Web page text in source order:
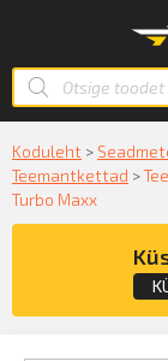
Koduleht >
Teemantkettad >
Turbo Maxx